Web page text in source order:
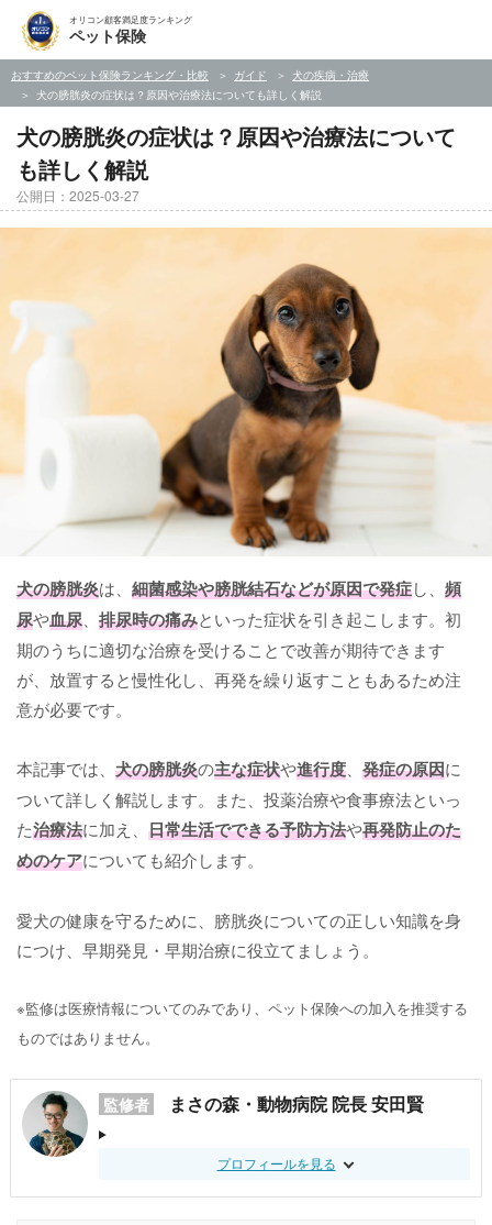
オリコン顧客満足度ランキング
ペット保険
おすすめのペット保険ランキング・比較 ガイド
犬の疾病・治療
犬の膀胱炎の症状は？原因や治療法についても詳しく解説
犬の膀胱炎の症状は？原因や治療法について
も詳しく解説
公開日：2025-03-27
犬の膀胱炎は、 細菌感染や膀胱結石などが原因で発症し、 頻
尿や血尿 排尿時の痛みといった症状を引き起こします。初
期のうちに適切な治療を受けることで改善が期待できます
が、放置すると慢性化し、再発を繰り返すこともあるため注
意が必要です。
本記事では、 犬の膀胱炎の主な症状や進行度 発症の原因に
ついて詳しく解説します。また、投薬治療や食事療法といっ
た治療法に加え、 日常生活でできる予防方法や再発防止のた
めのケアについても紹介します。
愛犬の健康を守るために、膀胱炎についての正しい知識を身
につけ、早期発見・早期治療に役立てましょう。
※監修は医療情報についてのみであり、ペット保険への加入を推奨する
ものではありません。
監修者 まさの森・動物病院 院長 安田賢
プロフィールを見る